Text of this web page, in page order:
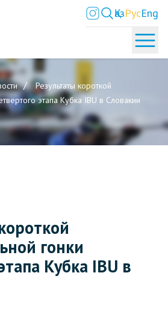
ҚазРусEng
Результаты короткой
этапа Кубка IBU в Словакии
гонки
Кубка IBU в